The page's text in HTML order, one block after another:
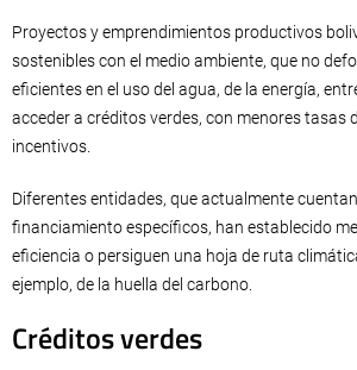
Proyectos y emprendimientos productivos
sostenibles con el medio ambiente, que no
eficientes en el uso del agua, de la energía,
acceder a créditos verdes, con menores tasas
incentivos.
Diferentes entidades, que actualmente
financiamiento específicos, han establecido
eficiencia o persiguen una hoja de ruta
ejemplo, de la huella del carbono.
Créditos verdes